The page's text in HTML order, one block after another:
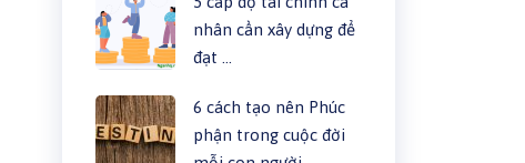
nhân cần xây dựng để
đạt …
6 cách tạo nên Phúc
phận trong cuộc đời